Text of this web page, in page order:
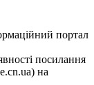
портал
посилання
на